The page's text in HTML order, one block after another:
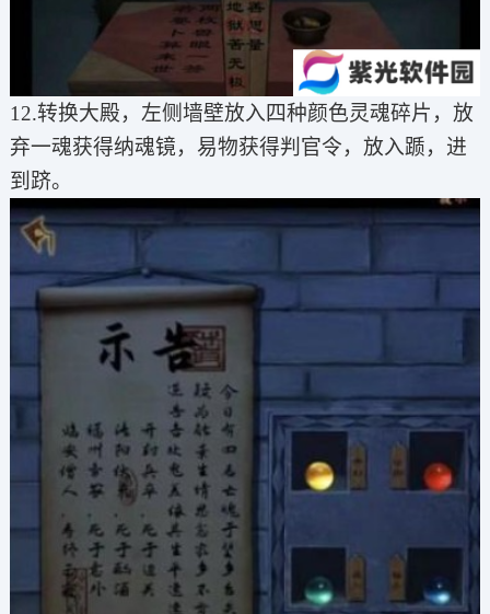
12.转换大殿，左侧墙壁放入四种颜色灵魂碎片，放
弃一魂获得纳魂镜，易物获得判官令，放入踬，进
到跻。